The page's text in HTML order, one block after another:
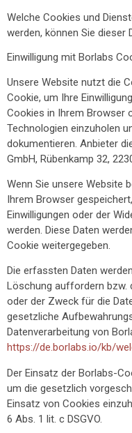
Welche Cookies und
werden, können Sie dieser
Einwilligung mit Borlabs
Unsere Website nutzt die
Cookie, um Ihre
Cookies in Ihrem Browser
Technologien einzuholen
dokumentieren. Anbieter
GmbH, Rübenkamp 32,
Wenn Sie unsere Website
Ihrem Browser
Einwilligungen oder der
werden. Diese Daten
Cookie weitergegeben.
Die erfassten Daten
Löschung auffordern
oder der Zweck für die
gesetzliche
Datenverarbeitung von
https://de.borlabs.io/kb/
Der Einsatz der Borlabs-
um die gesetzlich
Einsatz von Cookies
6 Abs. 1 lit. c DSGVO.